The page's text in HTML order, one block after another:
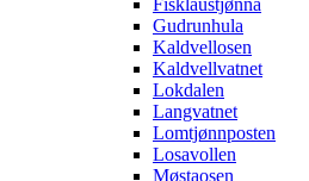
Fisklaustjønna
Gudrunhula
Kaldvellosen
Kaldvellvatnet
Lokdalen
Langvatnet
Lomtjønnposten
Losavollen
Møstaosen